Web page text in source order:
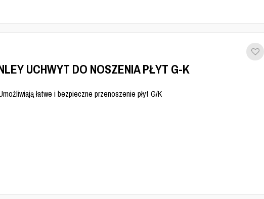
UCHWYT DO NOSZENIA PŁYT G-K
łatwe i bezpieczne przenoszenie płyt G/K